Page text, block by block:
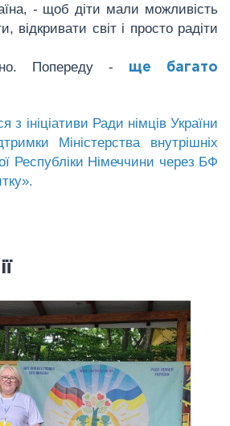
- щоб діти мали можливість
відкривати світ і просто радіти
Попереду -
ще багато
з ініціативи Ради німців України
Міністерства внутрішніх
Республіки Німеччини через БФ